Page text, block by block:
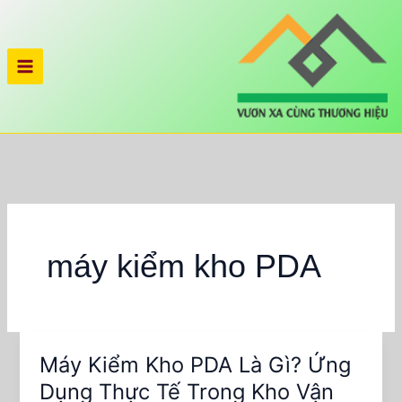
nội
dung
máy kiểm kho PDA
Máy Kiểm Kho PDA Là Gì? Ứng
Dụng Thực Tế Trong Kho Vận
Máy
Kiểm